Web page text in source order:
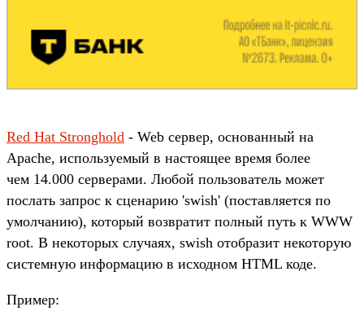
Red Hat Stronghold - Web сервер, основанный на
Apache, используемый в настоящее время более
чем 14.000 серверами. Любой пользователь может
послать запрос к сценарию 'swish' (поставляется по
умолчанию), который возвратит полный путь к WWW
root. В некоторых случаях, swish отобразит некоторую
системную информацию в исходном HTML коде.
Пример: